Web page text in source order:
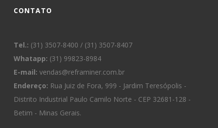
CONTATO
Tel.: (31) 3507-8400 / (31) 3507-8407
Whatapp: (31) 99823-8984
E-mail: vendas@reframiner.com.br
Endereço: Rua Juiz de Fora, 999 - Jardim Teresópolis -
Distrito Industrial Paulo Camilo Norte - CEP 32681-128 -
Betim - Minas Gerais.